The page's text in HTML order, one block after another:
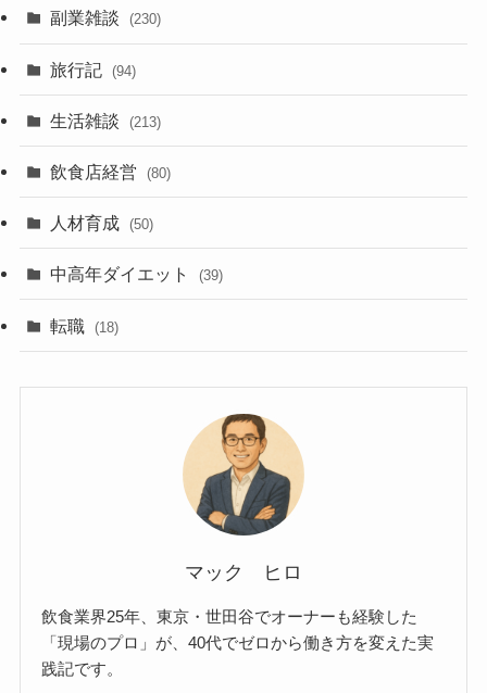
副業雑談 (230)
旅行記 (94)
生活雑談 (213)
飲食店経営 (80)
人材育成 (50)
中高年ダイエット (39)
転職 (18)
マック ヒロ
飲食業界25年、東京・世田谷でオーナーも経験した
「現場のプロ」が、40代でゼロから働き方を変えた実
践記です。